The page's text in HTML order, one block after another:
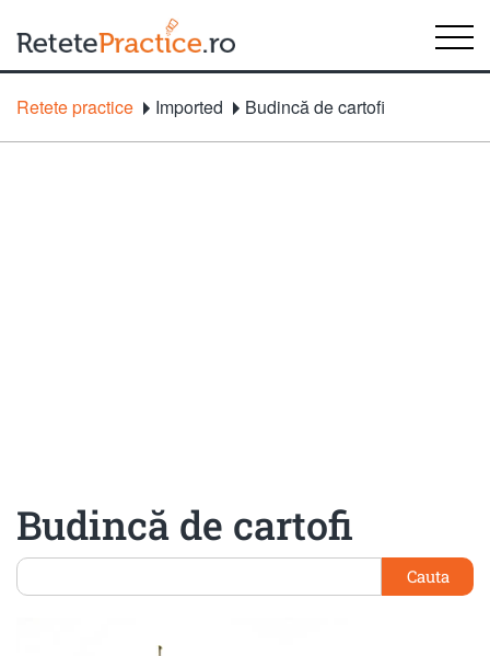
Retete practice Imported Budincă de cartofi
Budincă de cartofi
Cauta